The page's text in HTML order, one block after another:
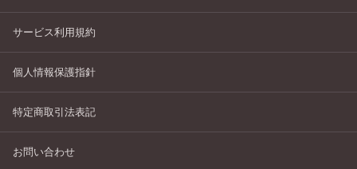
サービス利用規約
個人情報保護指針
特定商取引法表記
お問い合わせ